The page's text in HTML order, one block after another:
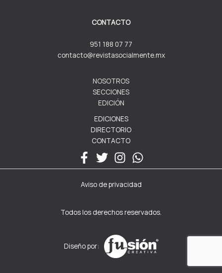
CONTACTO
951 188 07 77
contacto@revistasocialmente.mx
NOSOTROS
SECCIONES
EDICIÓN
EDICIONES
DIRECTORIO
CONTACTO
Aviso de privacidad
Todos los derechos reservados.
Diseño por: